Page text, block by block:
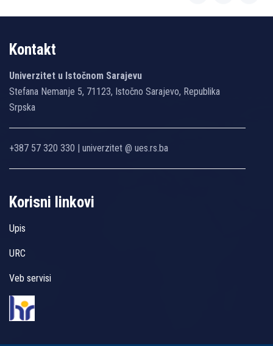
Kontakt
Univerzitet u Istočnom Sarajevu
Stefana Nemanje 5, 71123, Istočno Sarajevo, Republika
Srpska
+387 57 320 330 | univerzitet @ ues.rs.ba
Korisni linkovi
Upis
URC
Veb servisi